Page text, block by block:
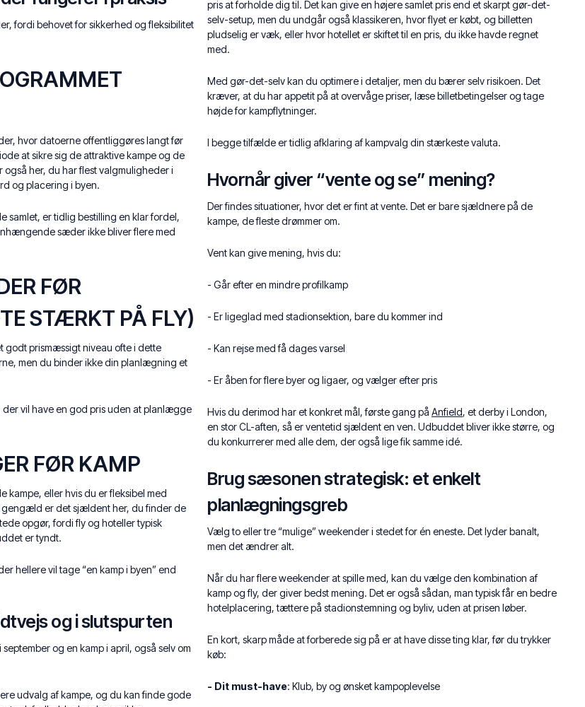
fordi behovet for sikkerhed og fleksibilitet
hvor datoerne offentliggøres langt før
at sikre sig de attraktive kampe og de
her, du har flest valgmuligheder i
og placering i byen.
samlet, er tidlig bestilling en klar fordel,
sæder ikke bliver flere med
FØR
STÆRKT PÅ FLY)
godt prismæssigt niveau ofte i dette
men du binder ikke din planlægning et
der vil have en god pris uden at planlægge
FØR KAMP
kampe, eller hvis du er fleksibel med
er det sjældent her, du finder de
opgør, fordi fly og hoteller typisk
er tyndt.
hellere vil tage “en kamp i byen” end
og i slutspurten
og en kamp i april, også selv om
udvalg af kampe, og du kan finde gode
pris at forholde dig til. Det kan give en højere samlet pris end et skarpt gør-det-
selv-setup, men du undgår også klassikeren, hvor flyet er købt, og billetten
pludselig er væk, eller hvor hotellet er skiftet til en pris, du ikke havde regnet
med.
Med gør-det-selv kan du optimere i detaljer, men du bærer selv risikoen. Det
kræver, at du har appetit på at overvåge priser, læse billetbetingelser og tage
højde for kampflytninger.
I begge tilfælde er tidlig afklaring af kampvalg din stærkeste valuta.
Hvornår giver “vente og se” mening?
Der findes situationer, hvor det er fint at vente. Det er bare sjældnere på de
kampe, de fleste drømmer om.
Vent kan give mening, hvis du:
- Går efter en mindre profilkamp
- Er ligeglad med stadionsektion, bare du kommer ind
- Kan rejse med få dages varsel
- Er åben for flere byer og ligaer, og vælger efter pris
Hvis du derimod har et konkret mål, første gang på Anfield, et derby i London,
en stor CL-aften, så er ventetid sjældent en ven. Udbuddet bliver ikke større, og
du konkurrerer med alle dem, der også lige fik samme idé.
Brug sæsonen strategisk: et enkelt
planlægningsgreb
Vælg to eller tre “mulige” weekender i stedet for én eneste. Det lyder banalt,
men det ændrer alt.
Når du har flere weekender at spille med, kan du vælge den kombination af
kamp og fly, der giver bedst mening. Det er også sådan, man typisk får en bedre
hotelplacering, tættere på stadionstemning og byliv, uden at prisen løber.
En kort, skarp måde at forberede sig på er at have disse ting klar, før du trykker
køb:
- Dit must-have: Klub, by og ønsket kampoplevelse